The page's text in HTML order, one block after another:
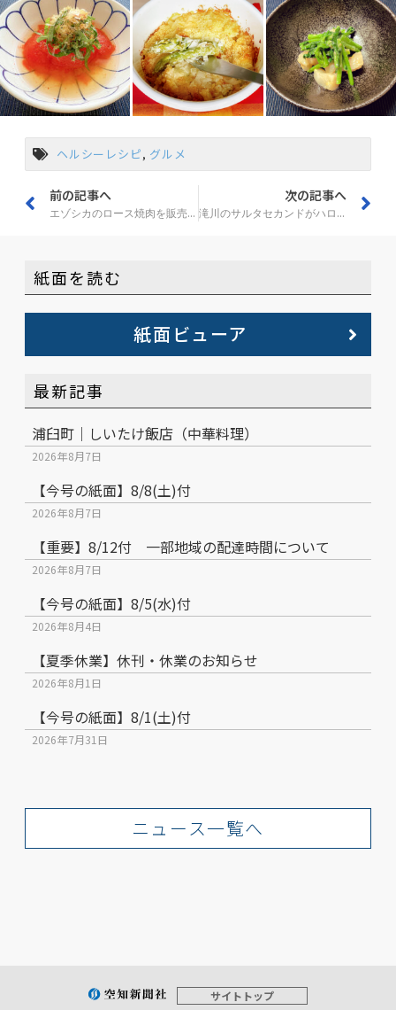
ヘルシーレシピ, グルメ
前の記事へ
エゾシカのロース焼肉を販売 浦臼
次の記事へ
滝川のサルタセカンドがハロウィン向けスイーツ
紙面を読む
紙面ビューア
最新記事
浦臼町｜しいたけ飯店（中華料理）
2026年8月7日
【今号の紙面】8/8(土)付
2026年8月7日
【重要】8/12付 一部地域の配達時間について
2026年8月7日
【今号の紙面】8/5(水)付
2026年8月4日
【夏季休業】休刊・休業のお知らせ
2026年8月1日
【今号の紙面】8/1(土)付
2026年7月31日
ニュース一覧へ
サイトトップ